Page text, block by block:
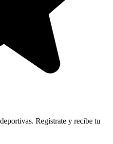
Regístrate y recibe tu